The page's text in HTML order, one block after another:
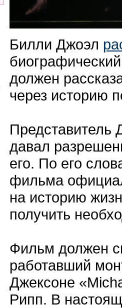
Билли Джоэл
должен
через историю
Представитель
давал
его. По его
фильма
на историю
получить
Фильм должен
работавший
Джексоне
Рипп. В